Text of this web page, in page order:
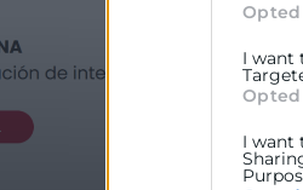
Opted
I want
Opted
I want